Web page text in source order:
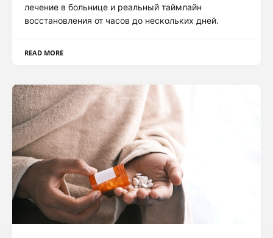
лечение в больнице и реальный таймлайн
восстановления от часов до нескольких дней.
READ MORE